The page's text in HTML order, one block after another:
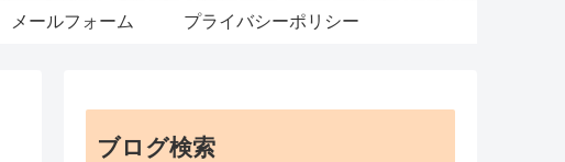
メールフォーム プライバシーポリシー
ブログ検索